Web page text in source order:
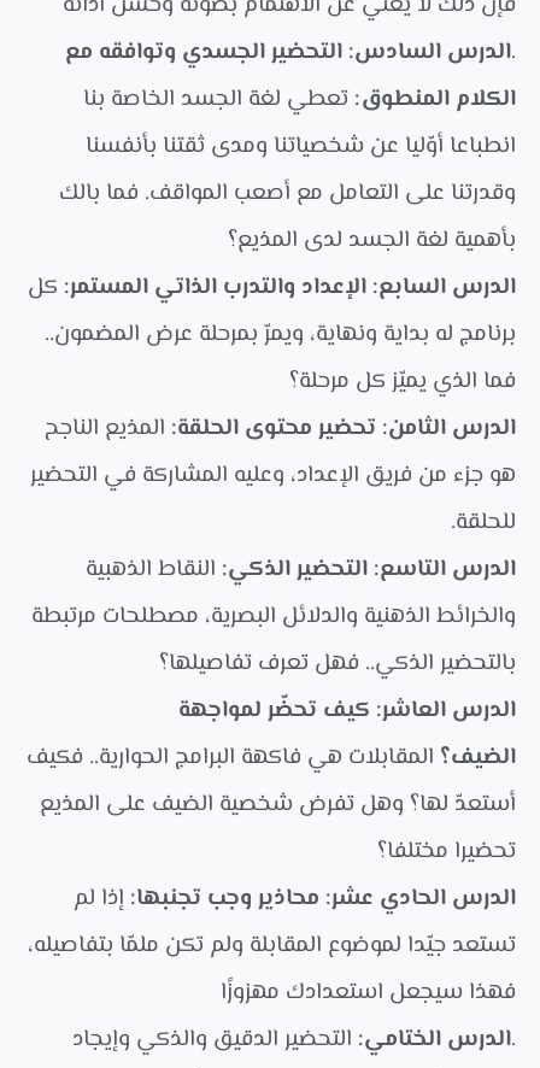
.الدرس السادس: التحضير الجسدي وتوافقه مع
الكلام المنطوق: تعطي لغة الجسد الخاصة بنا
انطباعا أوّليا عن شخصياتنا ومدى ثقتنا بأنفسنا
وقدرتنا على التعامل مع أصعب المواقف. فما بالك
بأهمية لغة الجسد لدى المذيع؟
الدرس السابع: الإعداد والتدرب الذاتي المستمر: كل
برنامج له بداية ونهاية، ويمرّ بمرحلة عرض المضمون..
فما الذي يميّز كل مرحلة؟
الدرس الثامن: تحضير محتوى الحلقة: المذيع الناجح
هو جزء من فريق الإعداد، وعليه المشاركة في التحضير
للحلقة.
الدرس التاسع: التحضير الذكي: النقاط الذهبية
والخرائط الذهنية والدلائل البصرية، مصطلحات مرتبطة
بالتحضير الذكي.. فهل تعرف تفاصيلها؟
الدرس العاشر: كيف تحضّر لمواجهة
الضيف؟ المقابلات هي فاكهة البرامج الحوارية.. فكيف
أستعدّ لها؟ وهل تفرض شخصية الضيف على المذيع
تحضيرا مختلفا؟
الدرس الحادي عشر: محاذير وجب تجنبها: إذا لم
تستعد جيّدا لموضوع المقابلة ولم تكن ملمّا بتفاصيله،
فهذا سيجعل استعدادك مهزوزًا
.الدرس الختامي: التحضير الدقيق والذكي وإيجاد